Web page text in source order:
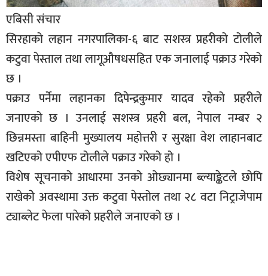
बिश्व
अचम्म
दुनिया
बिचार
कुराकानी
जीवनशैली
साहित्य
सूचना-
प्रवधि
एबिसी संचार
सिरहाको लहान नगरपालिका-६ बाट सशस्त्र प्रहरीको टोलीले
कटुवा पेस्ताल तथा लागूऔषधसहित एक जनालाई पक्राउ गरेको
छ ।
पक्राउ पर्नेमा लहानका दिपेन्द्रकुमार यादव रहेको प्रहरीले
जनाएको छ । उनलाई सशस्त्र प्रहरी बल, नेपाल नम्बर २
छिन्नमस्ता बाहिनी मुख्यालय महोत्तरी र सुरक्षा वेश लाहानबाट
खटिएको एपीएफ टोलीले पक्राउ गरेको हो ।
विशेष सूचनाको आधारमा उनको ओछ्यानमा ब्ल्याङ्केटले छोपि
राखेकोे अवस्थामा उक्त कटुवा पेस्तोल तथा २८ वटा निट्राजेपाम
ट्याब्लेट फेला पारेको प्रहरीले जनाएको छ ।